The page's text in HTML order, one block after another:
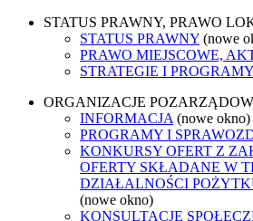
STATUS PRAWNY, PRAWO
STATUS PRAWNY (nowe
PRAWO MIEJSCOWE,
STRATEGIE I
ORGANIZACJE
INFORMACJA (nowe okno)
PROGRAMY I
KONKURSY OFERT Z
OFERTY SKŁADANE W
DZIAŁALNOŚCI
(nowe okno)
KONSULTACJE